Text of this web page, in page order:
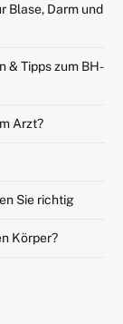
Blase, Darm und
& Tipps zum BH-
Arzt?
Sie richtig
Körper?